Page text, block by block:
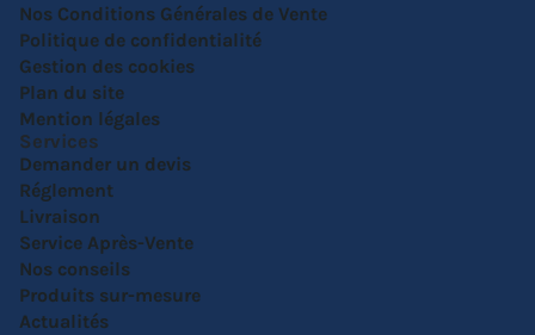
Nos Conditions Générales de Vente
Politique de confidentialité
Gestion des cookies
Plan du site
Mention légales
Services
Demander un devis
Réglement
Livraison
Service Après-Vente
Nos conseils
Produits sur-mesure
Actualités